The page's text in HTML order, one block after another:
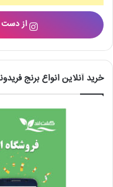
از دست
خرید آنلاین انواع برنج